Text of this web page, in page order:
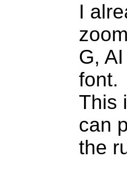
I
G,
font.
This
can
the